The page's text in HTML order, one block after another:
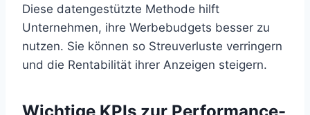
Diese datengestützte Methode hilft
Unternehmen, ihre Werbebudgets besser zu
nutzen. Sie können so Streuverluste verringern
und die Rentabilität ihrer Anzeigen steigern.